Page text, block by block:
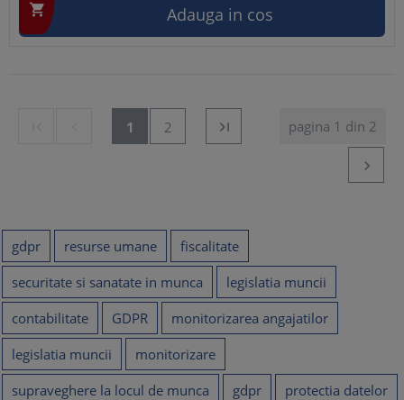
 Adauga in cos
1 2 pagina 1 din 2


gdpr resurse umane
fiscalitate
securitate si sanatate in munca
legislatia muncii
contabilitate
GDPR
monitorizarea angajatilor
legislatia muncii
monitorizare
supraveghere la locul de munca
gdpr
protectia datelor